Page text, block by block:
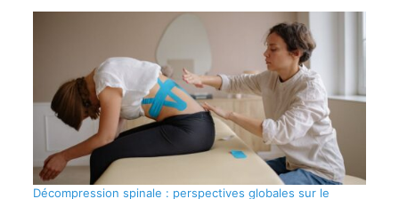
Décompression spinale : perspectives globales sur le